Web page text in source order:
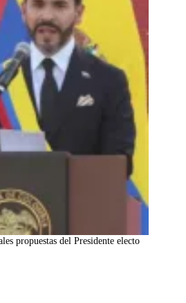
propuestas del Presidente electo